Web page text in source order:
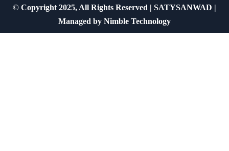
© Copyright 2025, All Rights Reserved | SATYSANWAD |
Managed by Nimble Technology